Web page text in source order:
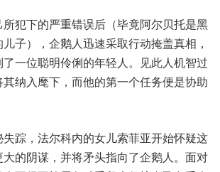
犯下的严重错误后（毕竟阿尔贝托是黑
子），企鹅人迅速采取行动掩盖真相，
一位聪明伶俐的年轻人。见此人机智过
纳入麾下，而他的第一个任务便是协助
踪，法尔科内的女儿索菲亚开始怀疑这
的阴谋，并将矛头指向了企鹅人。面对